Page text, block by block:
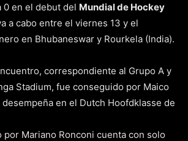
0 en el debut del Mundial de Hockey
a cabo entre el viernes 13 y el
en Bhubaneswar y Rourkela (India).
correspondiente al Grupo A y
Stadium, fue conseguido por Maico
en el Dutch Hoofdklasse de
por Mariano Ronconi cuenta con solo